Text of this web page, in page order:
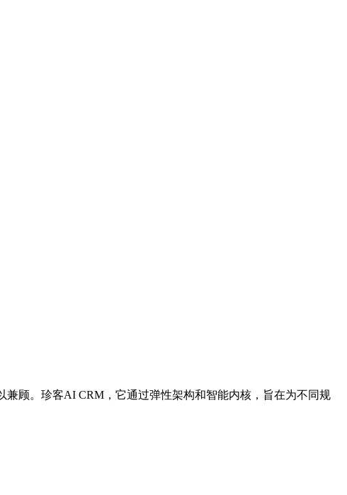
顾。珍客AI CRM，它通过弹性架构和智能内核，旨在为不同规